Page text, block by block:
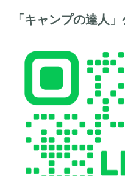
「キャンプの達人